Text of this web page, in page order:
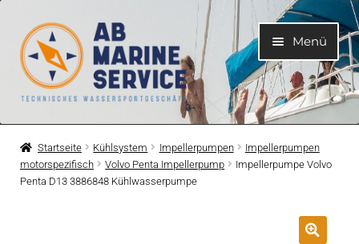
Zur
Navigation
springen
Zum
Inhalt
springen
Menü
Home
Motoren
öffnen
Startseite Kühlsystem Impellerpumpen
Impellerpumpen
motorspezifisch
Volvo Penta Impellerpump
Impellerpumpe Volvo
Penta D13 3886848 Kühlwasserpumpe